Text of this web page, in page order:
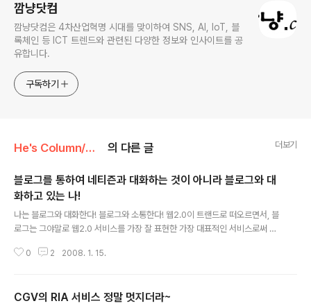
깜냥닷컴
깜냥닷컴은 4차산업혁명 시대를 맞이하여 SNS, AI, IoT, 블
록체인 등 ICT 트렌드와 관련된 다양한 정보와 인사이트를 공
유합니다.
구독하기
He's Column/Web2.0 의 다른 글 더보기
블로그를 통하여 네티즌과 대화하는 것이 아니라 블로그와 대
화하고 있는 나!
나는 블로그와 대화한다! 블로그와 소통한다! 웹2.0이 트랜드로 떠오르면서, 블
로그는 그야말로 웹2.0 서비스를 가장 잘 표현한 가장 대표적인 서비스로써 젊
과 10대는 게임, 20대는 블로그를 하기 위하여 인터넷에 접속한다고 한다. 이
과 소통할 수 있다는 것이다. RSS 등의 대표적인 기능을 제외하고라도 검색엔
0 2 2008. 1. 15.
CGV의 RIA 서비스 정말 멋지더라~